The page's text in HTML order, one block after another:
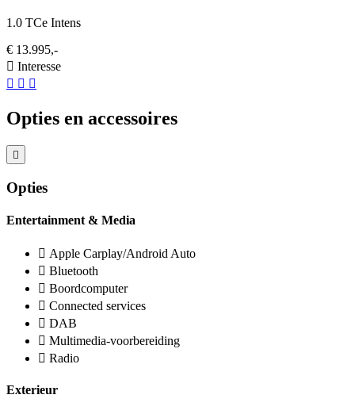
1.0 TCe Intens
€ 13.995,-
Interesse
Opties en accessoires
Opties
Entertainment & Media
Apple Carplay/Android Auto
Bluetooth
Boordcomputer
Connected services
DAB
Multimedia-voorbereiding
Radio
Exterieur